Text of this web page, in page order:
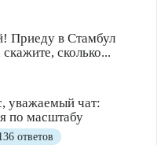
Приеду в Стамбул
сколько...
уважаемый чат:
по масштабу
ответов